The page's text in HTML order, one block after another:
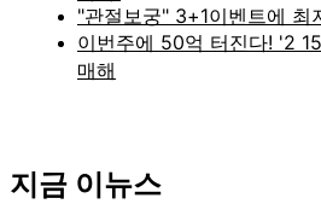
지금 이뉴스